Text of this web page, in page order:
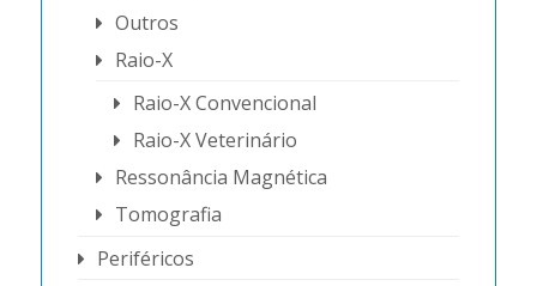
Outros
Raio-X
Raio-X Convencional
Raio-X Veterinário
Ressonância Magnética
Tomografia
Periféricos